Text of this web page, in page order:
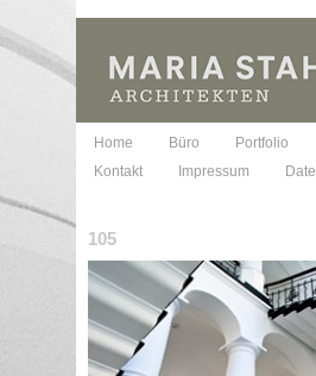
Home Büro Portfolio
Kontakt
Impressum
105